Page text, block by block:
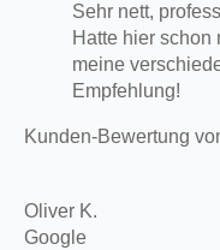
Sehr nett,
Hatte hier schon
meine
Empfehlung!
Kunden-Bewertung
Oliver K.
Google